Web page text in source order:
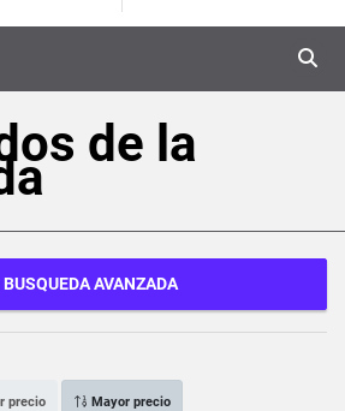
de la
BUSQUEDA AVANZADA
precio Mayor precio